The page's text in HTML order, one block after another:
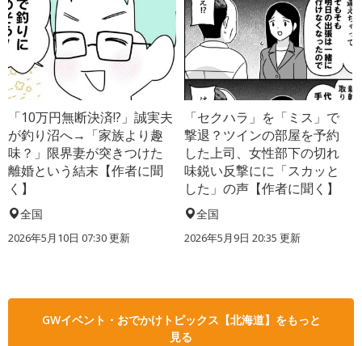
「10万円無断決済!?」誠実夫
が釣り沼へ→「家族より趣
味？」限界妻が突きつけた
離婚という結末【作者に聞
く】
全国
2026年5月10日 07:30 更新
「セクハラ」を「ミス」で
撃退？ツインの部屋を予約
した上司、女性部下の切れ
味鋭い反撃にに「スカッと
した」の声【作者に聞く】
全国
2026年5月9日 20:35 更新
GWイベント・おでかけトピックス【北海道】をもっと
見る